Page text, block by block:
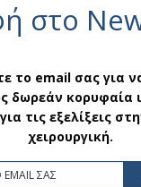
στο
το email σας για
δωρεάν κορυφαία
τις εξελίξεις
χειρουργική.